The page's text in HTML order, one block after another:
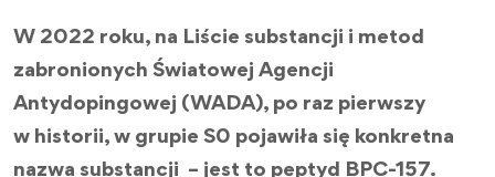
W 2022 roku, na Liście substancji i metod
zabronionych Światowej Agencji
Antydopingowej (WADA), po raz pierwszy
w historii, w grupie S0 pojawiła się konkretna
nazwa substancji – jest to peptyd BPC-157.